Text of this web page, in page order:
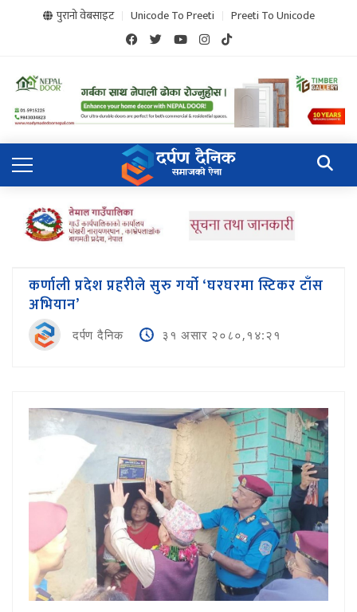
पुरानो वेबसाइट Unicode To Preeti Preeti To Unicode
कर्णाली प्रदेश प्रहरीले सुरु गर्यो ‘घरघरमा स्टिकर टाँस
अभियान’
दर्पण दैनिक ३१ असार २०८०,१४:२१